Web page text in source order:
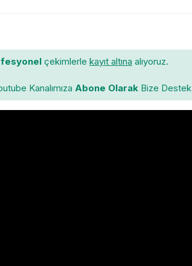
çekimlerle kayıt altına alıyoruz.
Kanalımıza Abone Olarak Bize Destek